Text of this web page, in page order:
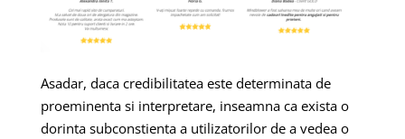
Asadar, daca credibilitatea este determinata de
proeminenta si interpretare, inseamna ca exista o
dorinta subconstienta a utilizatorilor de a vedea o